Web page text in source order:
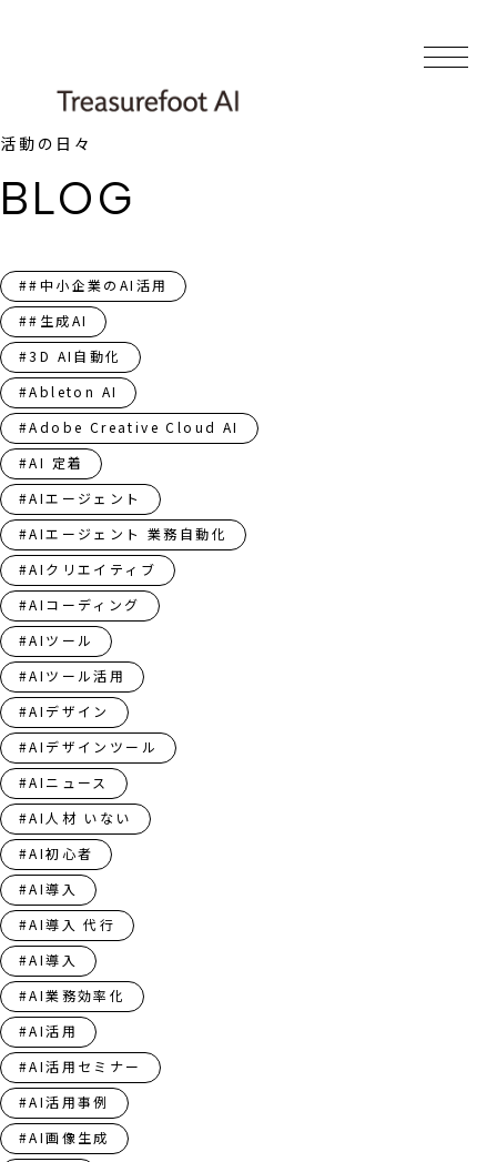
活動の日々
BLOG
##中小企業のAI活用
##生成AI
#3D AI自動化
#Ableton AI
#Adobe Creative Cloud AI
#AI 定着
#AIエージェント
#AIエージェント 業務自動化
#AIクリエイティブ
#AIコーディング
#AIツール
#AIツール活用
#AIデザイン
#AIデザインツール
#AIニュース
#AI人材 いない
#AI初心者
#AI導入
#AI導入 代行
#AI導入​​​​​​​​​​​​​​​​
#AI業務効率化
#AI活用
#AI活用セミナー
#AI活用事例
#AI画像生成